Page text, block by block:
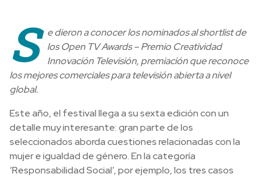
S
e dieron a conocer los nominados al shortlist de
los Open TV Awards – Premio Creatividad
Innovación Televisión, premiación que reconoce
los mejores comerciales para televisión abierta a nivel
global.
Este año, el festival llega a su sexta edición con un
detalle muy interesante: gran parte de los
seleccionados aborda cuestiones relacionadas con la
mujer e igualdad de género. En la categoría
‘Responsabilidad Social’, por ejemplo, los tres casos